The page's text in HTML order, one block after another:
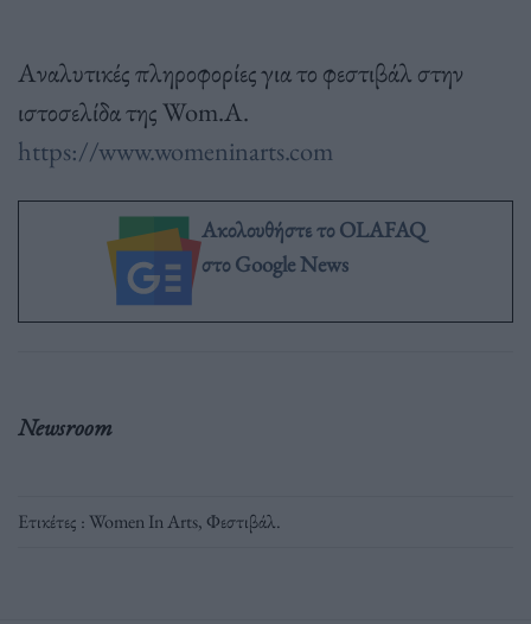
Αναλυτικές πληροφορίες για το φεστιβάλ στην
ιστοσελίδα της Wom.A.
https://www.womeninarts.com
Ακολουθήστε το OLAFAQ
στο Google News
Newsroom
Ετικέτες :Women In Arts, Φεστιβάλ.